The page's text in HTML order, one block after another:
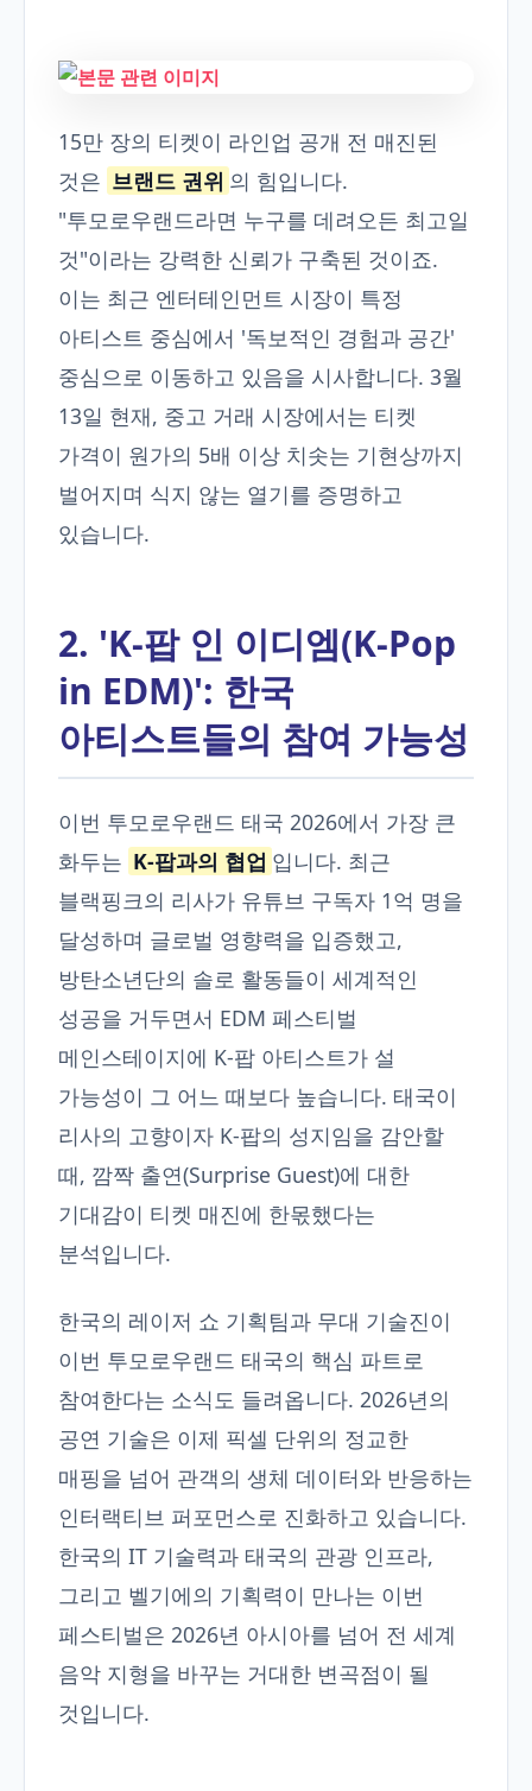
15만 장의 티켓이 라인업 공개 전 매진된
것은 브랜드 권위 의 힘입니다.
"투모로우랜드라면 누구를 데려오든 최고일
것"이라는 강력한 신뢰가 구축된 것이죠.
이는 최근 엔터테인먼트 시장이 특정
아티스트 중심에서 '독보적인 경험과 공간'
중심으로 이동하고 있음을 시사합니다. 3월
13일 현재, 중고 거래 시장에서는 티켓
가격이 원가의 5배 이상 치솟는 기현상까지
벌어지며 식지 않는 열기를 증명하고
있습니다.
2. 'K-팝 인 이디엠(K-Pop
in EDM)': 한국
아티스트들의 참여 가능성
이번 투모로우랜드 태국 2026에서 가장 큰
화두는 K-팝과의 협업 입니다. 최근
블랙핑크의 리사가 유튜브 구독자 1억 명을
달성하며 글로벌 영향력을 입증했고,
방탄소년단의 솔로 활동들이 세계적인
성공을 거두면서 EDM 페스티벌
메인스테이지에 K-팝 아티스트가 설
가능성이 그 어느 때보다 높습니다. 태국이
리사의 고향이자 K-팝의 성지임을 감안할
때, 깜짝 출연(Surprise Guest)에 대한
기대감이 티켓 매진에 한몫했다는
분석입니다.
한국의 레이저 쇼 기획팀과 무대 기술진이
이번 투모로우랜드 태국의 핵심 파트로
참여한다는 소식도 들려옵니다. 2026년의
공연 기술은 이제 픽셀 단위의 정교한
매핑을 넘어 관객의 생체 데이터와 반응하는
인터랙티브 퍼포먼스로 진화하고 있습니다.
한국의 IT 기술력과 태국의 관광 인프라,
그리고 벨기에의 기획력이 만나는 이번
페스티벌은 2026년 아시아를 넘어 전 세계
음악 지형을 바꾸는 거대한 변곡점이 될
것입니다.